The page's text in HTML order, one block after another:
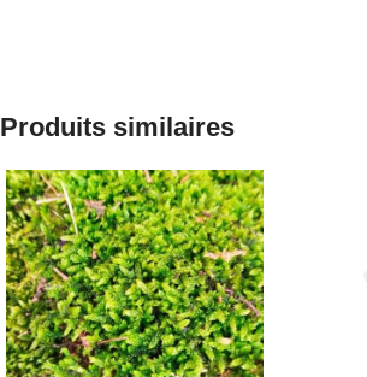
Produits similaires